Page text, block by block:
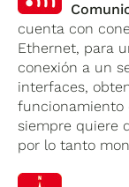
cuenta con
Ethernet, para
conexión a un
interfaces,
funcionamiento
siempre quiere
por lo tanto